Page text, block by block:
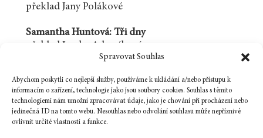
Spravovat Souhlas
Abychom poskytli co nejlepší služby, používáme k ukládání a/nebo přístupu k
informacím o zařízení, technologie jako jsou soubory cookies. Souhlas s těmito
technologiemi nám umožní zpracovávat údaje, jako je chování při procházení nebo
jedinečná ID na tomto webu. Nesouhlas nebo odvolání souhlasu může nepříznivě
ovlivnit určité vlastnosti a funkce.
překlad Jany Polákové
Samantha Huntová: Tři dny
překlad Lenky Adamíkové
a Jungmannova cena
aktualita Lucie Koryntové